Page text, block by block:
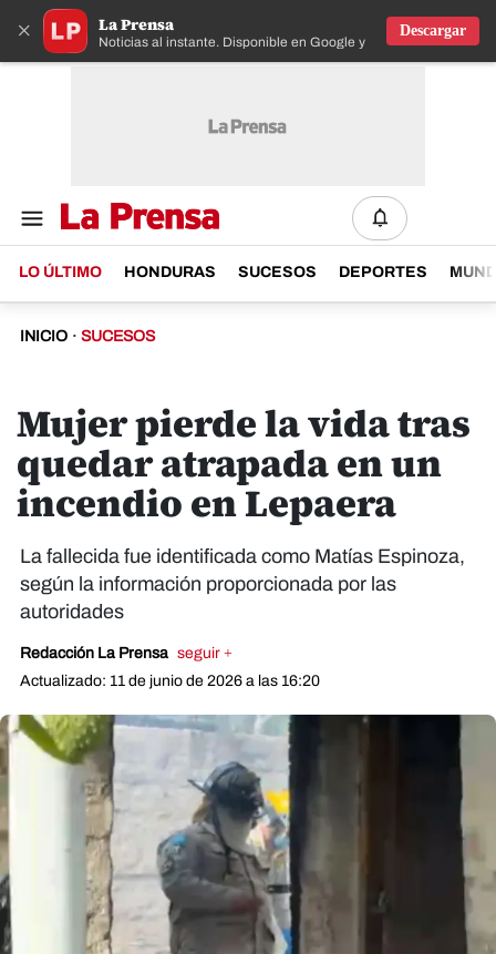
× La Prensa
Noticias al instante. Disponible en Google y IOS
Descargar
LO ÚLTIMO HONDURAS SUCESOS DEPORTES
INICIO · SUCESOS
Mujer pierde la vida tras
quedar atrapada en un
incendio en Lepaera
La fallecida fue identificada como Matías Espinoza,
según la información proporcionada por las
autoridades
Redacción La Prensa seguir +
Actualizado: 11 de junio de 2026 a las 16:20